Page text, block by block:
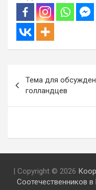
по
записям
Тема для
голландцев
| Copyright © 2026
Соотечественников